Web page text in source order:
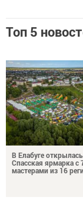
Топ 5
В Елабуге открылась
Спасская ярмарка с
мастерами из 16